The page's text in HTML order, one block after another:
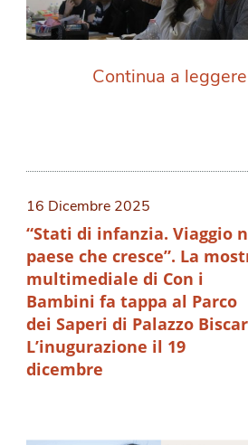
Continua a leggere
16 Dicembre 2025
“Stati di infanzia. Viaggio
paese che cresce”. La
multimediale di Con i
Bambini fa tappa al Parco
dei Saperi di Palazzo
L’inugurazione il 19
dicembre